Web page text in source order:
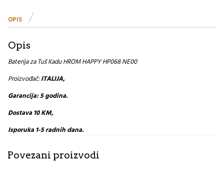
količina
OPIS
Opis
Baterija za Tuš Kadu HROM HAPPY HP068 NE00
Proizvođač:ITALIJA,
Garancija: 5 godina.
Dostava 10 KM,
Isporuka 1-5 radnih dana.
Povezani proizvodi